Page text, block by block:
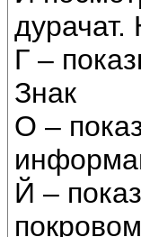
дурачат.
Г –
Знак
О –
Й –